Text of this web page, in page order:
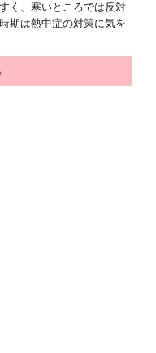
く、寒いところでは反対
期は熱中症の対策に気を